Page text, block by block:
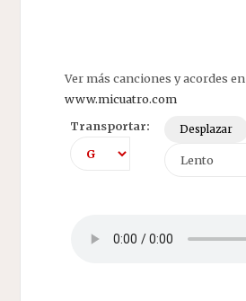
Ver más canciones y acordes en
www.micuatro.com
Transportar:
Desplazar